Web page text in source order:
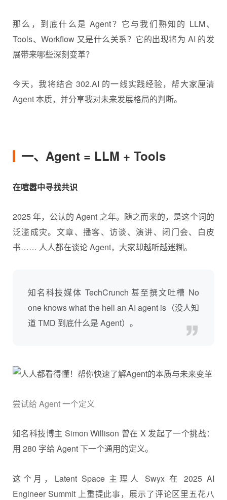
那么，到底什么是 Agent？它与我们熟知的 LLM、
Tools、Workflow 又是什么关系？它的出现将为 AI 的发
展带来哪些深刻变革？
今天，我将结合 302.AI 的一线实践经验，帮大家厘清
Agent 本质，并分享我对未来发展格局的判断。
一、Agent = LLM + Tools
在喧嚣中寻找共识
2025 年，公认的 Agent 之年。随之而来的，是这个词的
泛滥成灾。文章、播客、访谈、演讲、闭门会、白皮
书…… 人人都在谈论 Agent，大家却越听越迷糊。
知名科技媒体 TechCrunch 甚至撰文吐槽 No
one knows what the hell an AI agent is（没人知
道 TMD 到底什么是 Agent）。
尝试给 Agent 一个定义
知名科技博主 Simon Willison 曾在 X 发起了一个挑战：
用 280 字给 Agent 下一个通用的定义。
这个月，Latent Space 主理人 Swyx 在 2025 AI
Engineer Summit 上重提此事，展示了评论区里五花八